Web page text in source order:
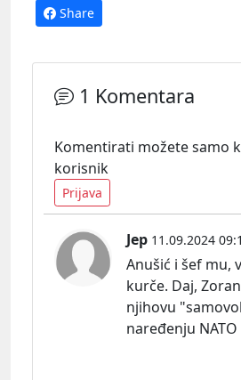
Share
1 Komentara
Komentirati možete samo
korisnik
Prijava
Jep 11.09.2024
Anušić i šef mu,
kurče. Daj,
njihovu
naređenju